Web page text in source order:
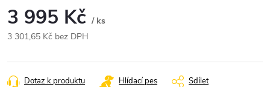
3 995 Kč / ks
3 301,65 Kč bez DPH
cena:
Dotaz k produktu Hlídací pes Sdílet